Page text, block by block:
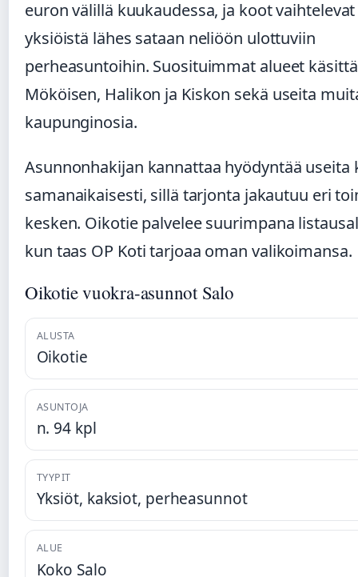
euron välillä kuukaudessa, ja koot
yksiöistä lähes sataan neliöön ulottuviin
perheasuntoihin. Suosituimmat alueet
Mököisen, Halikon ja Kiskon sekä useita
kaupunginosia.
Asunnonhakijan kannattaa hyödyntää useita
samanaikaisesti, sillä tarjonta jakautuu eri
kesken. Oikotie palvelee suurimpana
kun taas OP Koti tarjoaa oman valikoimansa.
Oikotie vuokra-asunnot Salo
ALUSTA
Oikotie
ASUNTOJA
n. 94 kpl
TYYPIT
Yksiöt, kaksiot, perheasunnot
ALUE
Koko Salo